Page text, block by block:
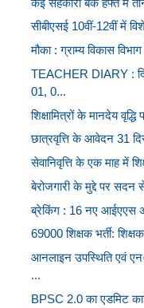
सीबीएसई 10वीं-12वीं में
मौका : ग्राम्य विकास
TEACHER DIARY :
01, 0...
शिक्षामित्रों के मानदेय वृद्धि
छात्रवृत्ति के आवेदन 31
सेवानिवृत्ति के एक माह में
बेरोजगारी के मुद्दे पर
ब्रेकिंग : 16 नए आईएएस
69000 शिक्षक भर्ती:
आनलाइन उपस्थिति एवं
...
BPSC 2.0 का एडमिट